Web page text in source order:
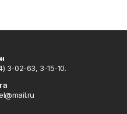
3-02-63, 3-15-10.